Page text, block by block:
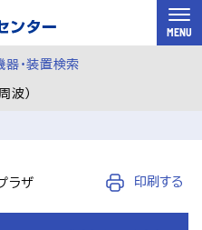
MENU
器・装置検索
波）
ラザ 印刷する